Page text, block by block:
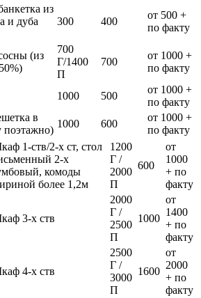
из
и дуба
300 400
от 500 +
по факту
(из
700
Г/1400
П
700
от 1000 +
по факту
1000 500
от 1000 +
по факту
в
поэтажно)
1000 600
от 1000 +
по факту
1-ств/2-х ст, стол
2-х
комоды
более 1,2м
1200
Г /
2000
П
600
от
1000
+ по
факту
3-х ств
2000
Г /
2500
П
1000
от
1400
+ по
факту
4-х ств
2500
Г /
3000
П
1600
от
2000
+ по
факту